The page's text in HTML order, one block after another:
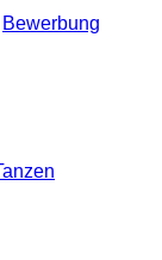
Bewerbung